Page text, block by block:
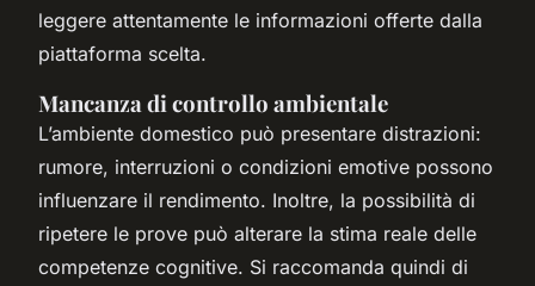
leggere attentamente le informazioni offerte dalla
piattaforma scelta.
Mancanza di controllo ambientale
L’ambiente domestico può presentare distrazioni:
rumore, interruzioni o condizioni emotive possono
influenzare il rendimento. Inoltre, la possibilità di
ripetere le prove può alterare la stima reale delle
competenze cognitive. Si raccomanda quindi di